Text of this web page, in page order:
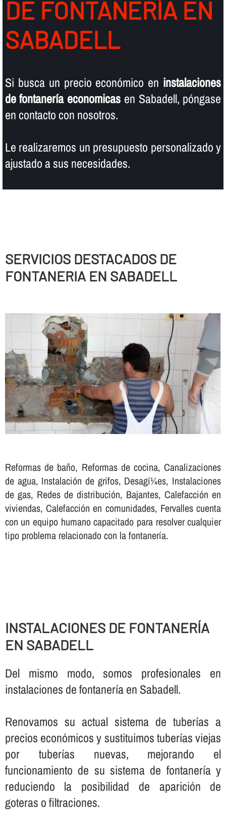
DE FONTANERÍ­A EN
SABADELL
Si busca un precio económico en instalaciones
de fontanerí­a economicas en Sabadell, póngase
en contacto con nosotros.
Le realizaremos un presupuesto personalizado y
ajustado a sus necesidades.
SERVICIOS DESTACADOS DE
FONTANERIA EN SABADELL
Reformas de baño, Reformas de cocina, Canalizaciones
de agua, Instalación de grifos, Desagí¼es, Instalaciones
de gas, Redes de distribución, Bajantes, Calefacción en
viviendas, Calefacción en comunidades, Fervalles cuenta
con un equipo humano capacitado para resolver cualquier
tipo problema relacionado con la fontanerí­a.
INSTALACIONES DE FONTANERÍ­A
EN SABADELL
Del mismo modo, somos profesionales en
instalaciones de fontanerí­a en Sabadell.
Renovamos su actual sistema de tuberí­as a
precios económicos y sustituimos tuberí­as viejas
por tuberí­as nuevas, mejorando el
funcionamiento de su sistema de fontanerí­a y
reduciendo la posibilidad de aparición de
goteras o filtraciones.